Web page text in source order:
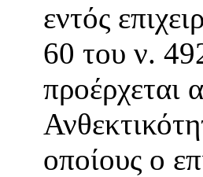
εντός
60 του ν.
προέρχεται
οποίους ο